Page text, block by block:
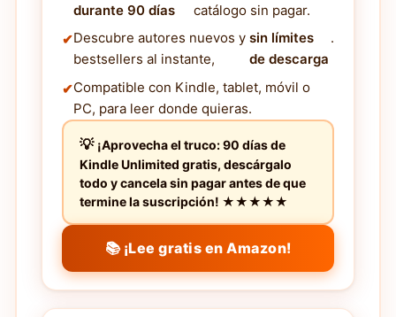
durante 90 días
catálogo sin pagar.
Descubre autores nuevos y
bestsellers al instante,
sin límites
de descarga
.
Compatible con Kindle, tablet, móvil o
PC, para leer donde quieras.
¡Aprovecha el truco: 90 días de
Kindle Unlimited gratis, descárgalo
todo y cancela sin pagar antes de que
termine la suscripción! ★★★★★
📚 ¡Lee gratis en Amazon!